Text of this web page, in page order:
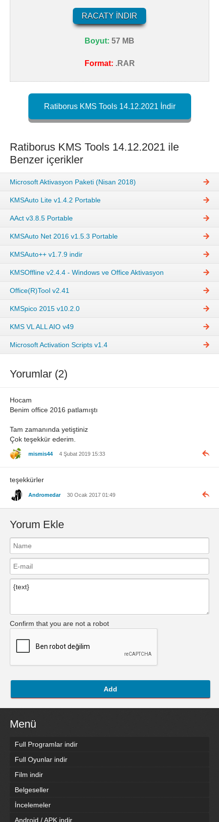
RACATY İNDIR
Boyut: 57 MB
Format: .RAR
Ratiborus KMS Tools 14.12.2021 İndir
Ratiborus KMS Tools 14.12.2021 ile
Benzer içerikler
Microsoft Aktivasyon Paketi (Nisan 2018)
KMSAuto Lite v1.4.2 Portable
AAct v3.8.5 Portable
KMSAuto Net 2016 v1.5.3 Portable
KMSAuto++ v1.7.9 indir
KMSOffline v2.4.4 - Windows ve Office Aktivasyon
Office(R)Tool v2.41
KMSpico 2015 v10.2.0
KMS VL ALL AIO v49
Microsoft Activation Scripts v1.4
Yorumlar (2)
Hocam
Benim office 2016 patlamıştı
Tam zamanında yetiştiniz
Çok teşekkür ederim.
mismis44 4 Şubat 2019 15:33
teşekkürler
Andromedar 30 Ocak 2017 01:49
Yorum Ekle
Confirm that you are not a robot
Add
Menü
Full Programlar indir
Full Oyunlar indir
Film indir
Belgeseller
İncelemeler
Android / APK indir